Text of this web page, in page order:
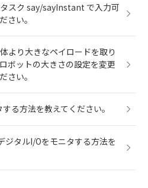
スク say/sayInstant で入力可
さい。
より大きなペイロードを取り
ボットの大きさの設定を変更
さい。
る方法を教えてください。
タルI/Oをモニタする方法を